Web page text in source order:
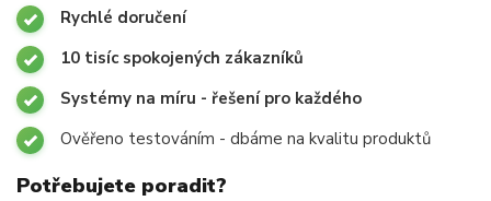
Rychlé doručení
10 tisíc spokojených zákazníků
Systémy na míru - řešení pro každého
Ověřeno testováním - dbáme na kvalitu produktů
Potřebujete poradit?